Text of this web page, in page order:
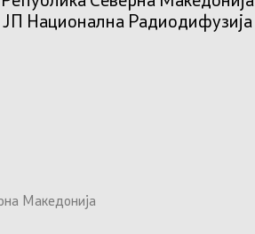
ЈП Национална Радиодифузија
Македонија